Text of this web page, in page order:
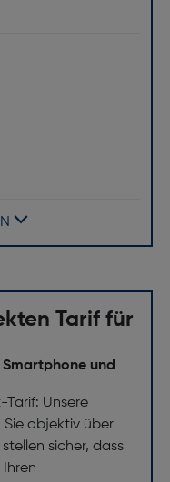
IP68
Tarif für
und
Unsere
objektiv über
sicher, dass
Ihren